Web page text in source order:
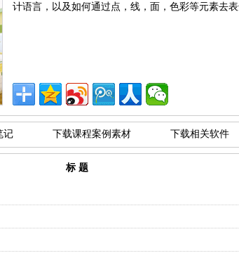
计语言，以及如何通过点，线，面，色彩等元素去表
记 下载课程案例素材 下载相关软件
标 题